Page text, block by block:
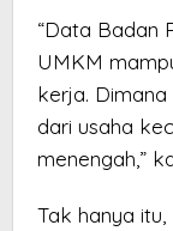
“Data Badan
UMKM
kerja. Dimana
dari usaha
menengah,”
Tak hanya